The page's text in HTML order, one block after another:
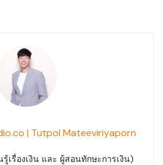
| Tutpol Mateeviriyaporn
เรื่องเงิน และ ผู้สอนทักษะการเงิน)